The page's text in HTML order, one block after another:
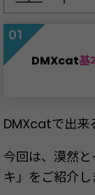
DMXcat基
DMXcatで出来
今回は、漠然
キ」をご紹介し